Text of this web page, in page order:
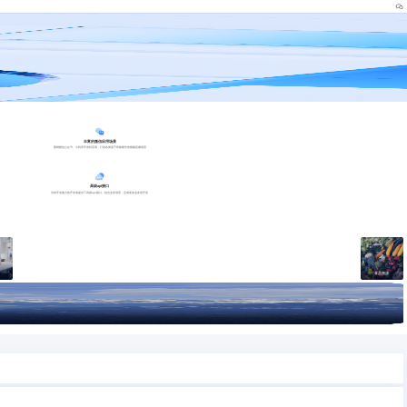
丰富的微信应用场景
围绕微信公众号、小程序开发轻应用，打造各类基于智能硬件的视频直播场景
高级api接口
为有开发能力的开发者提供了高级api接口，结合业务场景，完成复杂业务的开发
食品溯源